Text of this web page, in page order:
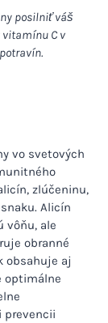
posilniť váš
C v
vo svetových
zlúčeninu,
Alicín
vôňu, ale
obranné
obsahuje aj
optimálne
prevencii